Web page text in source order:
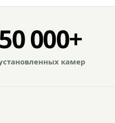
50 000+
камер